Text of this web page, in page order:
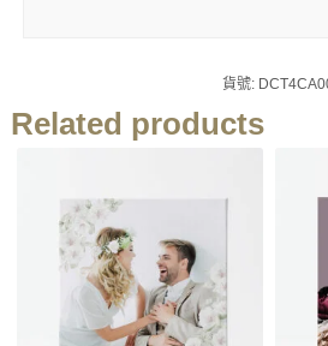
貨號:
Related products